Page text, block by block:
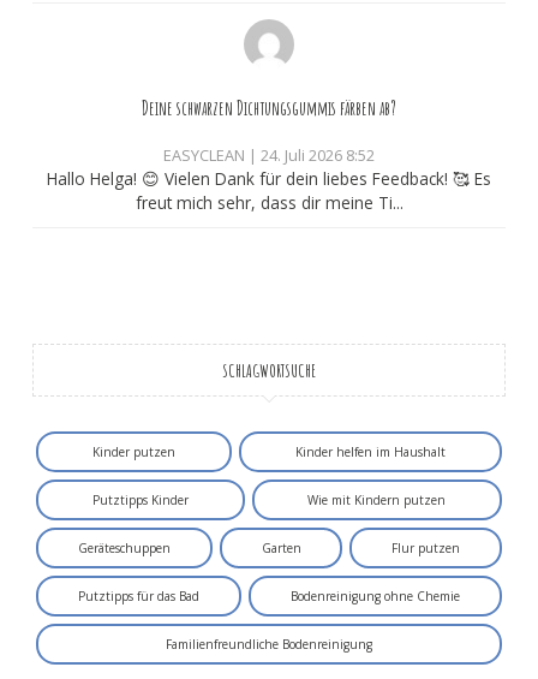
Deine schwarzen Dichtungsgummis färben ab?
EASYCLEAN | 24. Juli 2026 8:52
Hallo Helga! 😊 Vielen Dank für dein liebes Feedback! 🥰 Es
freut mich sehr, dass dir meine Ti...
SCHLAGWORTSUCHE
Kinder putzen Kinder helfen im Haushalt
Putztipps Kinder Wie mit Kindern putzen
Geräteschuppen Garten Flur putzen
Putztipps für das Bad Bodenreinigung ohne Chemie
Familienfreundliche Bodenreinigung